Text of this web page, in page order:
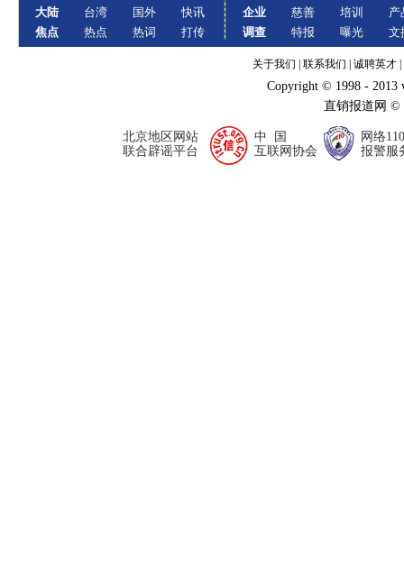
大陆
焦点
台湾
热点
国外
热词
快讯
打传
企业
调查
慈善
特报
培训
曝光
产
文
关于我们 联系我们 诚聘英才
Copyright © 1998 - 2013
直销报道网
北京地区网站
联合辟谣平台
中 国
互联网协会
网络110
报警服